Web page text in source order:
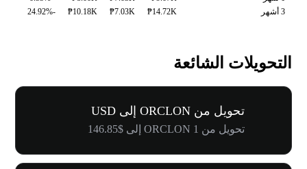
3 أشهر
₱14.72K
₱7.03K
₱10.18K
-24.92%
التحويلات الشائعة
تحويل من ORCLON إلى USD
تحويل من 1 ORCLON إلى $146.85